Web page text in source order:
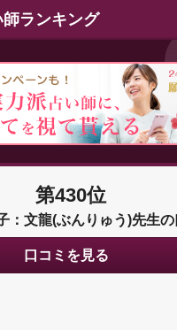
ランキング
第430位
：文龍(ぶんりゅう)先生の
口コミを見る